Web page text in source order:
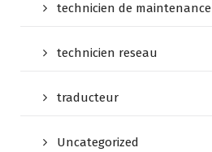
technicien de maintenance
technicien reseau
traducteur
Uncategorized